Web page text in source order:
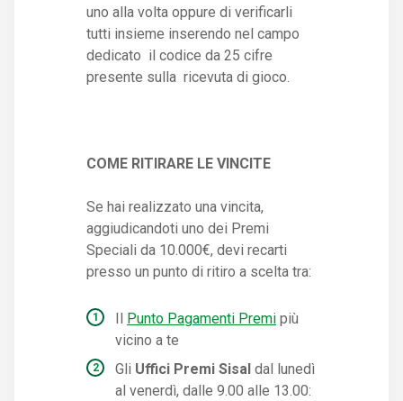
uno alla volta oppure di verificarli
tutti insieme inserendo nel campo
dedicato il codice da 25 cifre
presente sulla ricevuta di gioco.
COME RITIRARE LE VINCITE
Se hai realizzato una vincita,
aggiudicandoti uno dei Premi
Speciali da 10.000€, devi recarti
presso un punto di ritiro a scelta tra:
Il Punto Pagamenti Premi più
vicino a te
Gli Uffici Premi Sisal dal lunedì
al venerdì, dalle 9.00 alle 13.00: